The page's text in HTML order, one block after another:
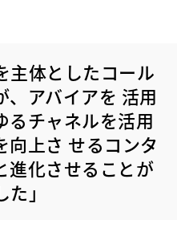
主体としたコール
、アバイアを 活用
るチャネルを活用
向上さ せるコンタ
進化させることが
」